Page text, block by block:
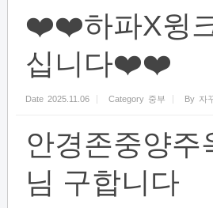
❤️❤️하파X윙크
십니다❤️❤️
Date 2025.11.06 Category 중부 By 자
안경존중양
님 구합니다